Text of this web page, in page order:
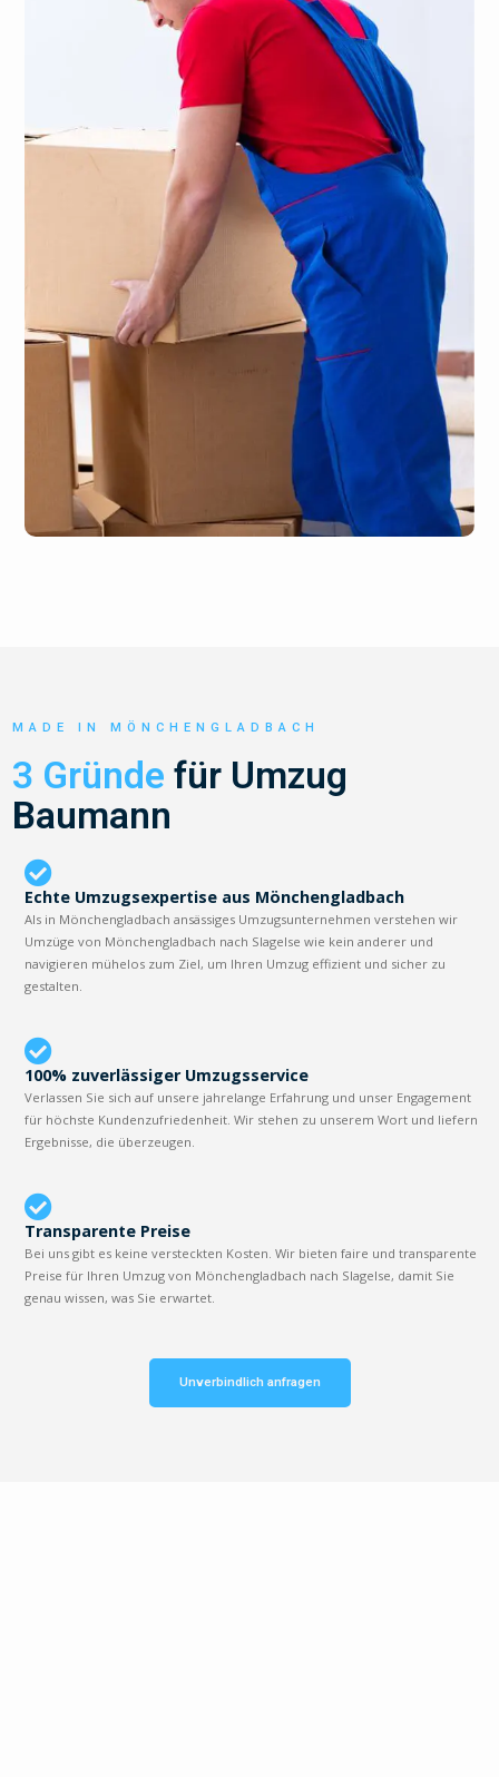
MADE IN MÖNCHENGLADBACH
3 Gründe für Umzug
Baumann
Echte Umzugsexpertise aus Mönchengladbach
Als in Mönchengladbach ansässiges Umzugsunternehmen verstehen wir
Umzüge von Mönchengladbach nach Slagelse wie kein anderer und
navigieren mühelos zum Ziel, um Ihren Umzug effizient und sicher zu
gestalten.
100% zuverlässiger Umzugsservice
Verlassen Sie sich auf unsere jahrelange Erfahrung und unser Engagement
für höchste Kundenzufriedenheit. Wir stehen zu unserem Wort und liefern
Ergebnisse, die überzeugen.
Transparente Preise
Bei uns gibt es keine versteckten Kosten. Wir bieten faire und transparente
Preise für Ihren Umzug von Mönchengladbach nach Slagelse, damit Sie
genau wissen, was Sie erwartet.
Unverbindlich anfragen